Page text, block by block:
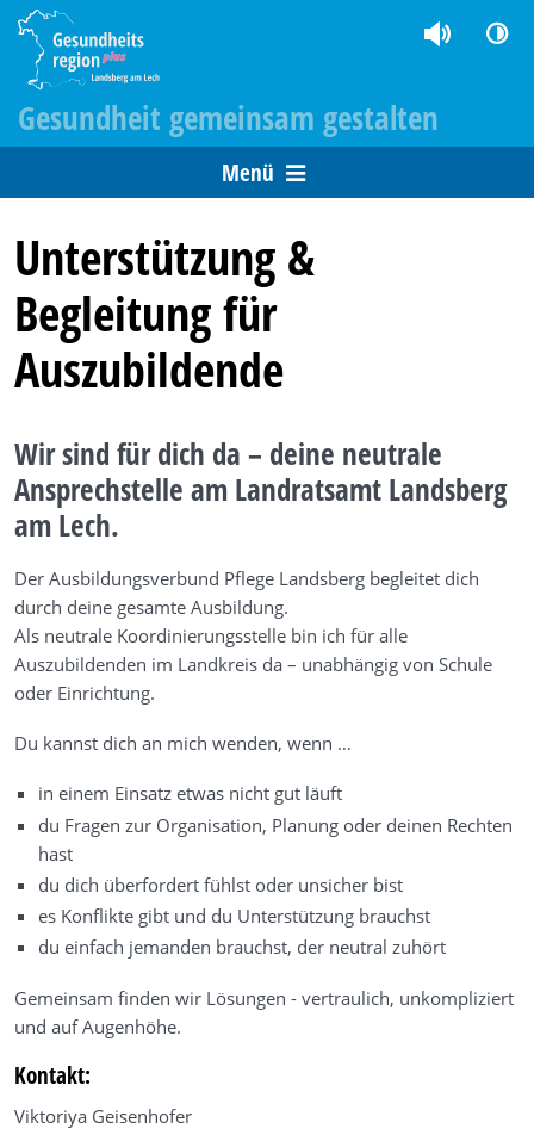
Gesundheit gemeinsam gestalten
Menü
Unterstützung &
Begleitung für
Auszubildende
Wir sind für dich da – deine neutrale
Ansprechstelle am Landratsamt Landsberg
am Lech.
Der Ausbildungsverbund Pflege Landsberg begleitet dich
durch deine gesamte Ausbildung.
Als neutrale Koordinierungsstelle bin ich für alle
Auszubildenden im Landkreis da – unabhängig von Schule
oder Einrichtung.
Du kannst dich an mich wenden, wenn …
in einem Einsatz etwas nicht gut läuft
du Fragen zur Organisation, Planung oder deinen Rechten
hast
du dich überfordert fühlst oder unsicher bist
es Konflikte gibt und du Unterstützung brauchst
du einfach jemanden brauchst, der neutral zuhört
Gemeinsam finden wir Lösungen - vertraulich, unkompliziert
und auf Augenhöhe.
Kontakt:
Viktoriya Geisenhofer